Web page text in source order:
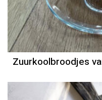
Zuurkoolbroodjes